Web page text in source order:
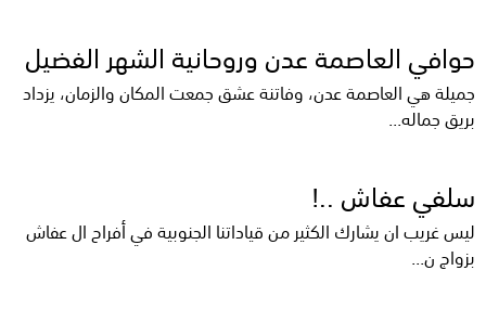
حوافي العاصمة عدن وروحانية الشهر الفضيل
جميلة هي العاصمة عدن، وفاتنة عشق جمعت المكان والزمان، يزداد
بريق جماله...
سلفي عفاش ..!
ليس غريب ان يشارك الكثير من قياداتنا الجنوبية في أفراح ال عفاش
بزواج ن...